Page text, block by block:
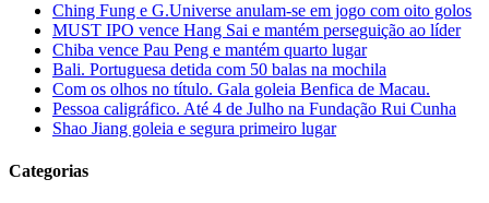
Ching Fung e G.Universe anulam-se em jogo com oito golos
MUST IPO vence Hang Sai e mantém perseguição ao líder
Chiba vence Pau Peng e mantém quarto lugar
Bali. Portuguesa detida com 50 balas na mochila
Com os olhos no título. Gala goleia Benfica de Macau.
Pessoa caligráfico. Até 4 de Julho na Fundação Rui Cunha
Shao Jiang goleia e segura primeiro lugar
Categorias